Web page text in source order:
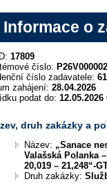
Informace o
17809
číslo:
číslo zadavatele:
zahájení: 28.04.2026
podat do: 12.05.2026
druh zakázky a
Název: „Sanace
Valašská Polanka
20,019 – 21,248“-
Druh zakázky: